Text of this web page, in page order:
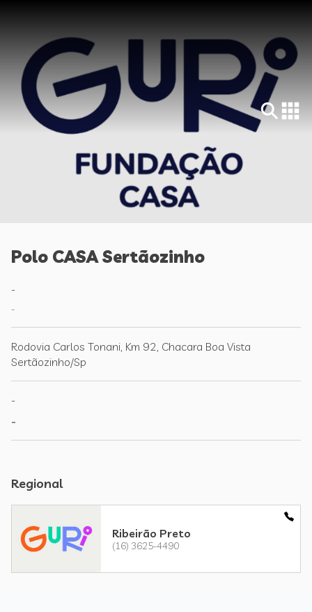
Polo CASA Sertãozinho
-
-
Rodovia Carlos Tonani, Km 92, Chacara Boa Vista
Sertãozinho/Sp
-
-
Regional
Ribeirão Preto
(16) 3625-4490